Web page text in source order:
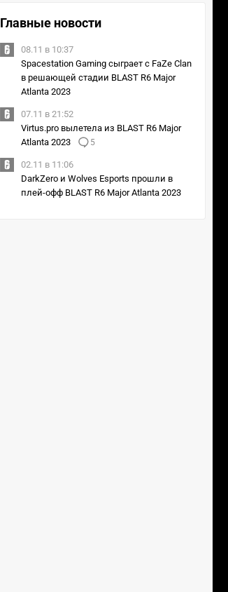
Главные новости
08.11 в 10:37
Spacestation Gaming сыграет с FaZe Clan
в решающей стадии BLAST R6 Major
Atlanta 2023
07.11 в 21:52
Virtus.pro вылетела из BLAST R6 Major
Atlanta 2023
5
02.11 в 11:06
DarkZero и Wolves Esports прошли в
плей-офф BLAST R6 Major Atlanta 2023